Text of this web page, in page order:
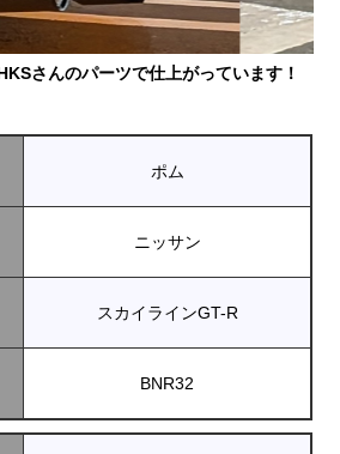
さんのパーツで仕上がっています！
ポム
ニッサン
スカイラインGT-R
BNR32